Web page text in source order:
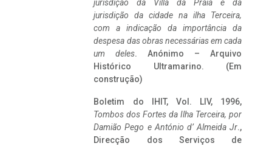
jurisdição da Villa da Praia e da
jurisdição da cidade na ilha Terceira,
com a indicação da importância da
despesa das obras necessárias em cada
um deles. Anónimo – Arquivo
Histórico Ultramarino. (Em
construção)
Boletim do IHIT, Vol. LIV, 1996,
Tombos dos Fortes da Ilha Terceira, por
Damião Pego e António d’ Almeida Jr.,
Direcção dos Serviços de